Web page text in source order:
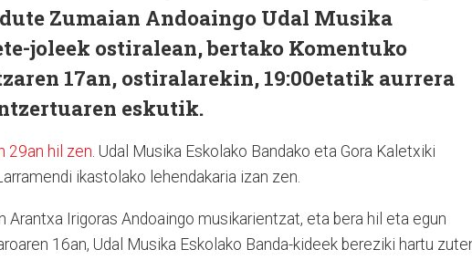
Zumaian Andoaingo Udal Musika
joleek ostiralean, bertako Komentuko
17an, ostiralarekin, 19:00etatik aurrera
eskutik.
29an hil zen. Udal Musika Eskolako Bandako eta Gora Kaletxiki
ikastolako lehendakaria izan zen.
Arantxa Irigoras Andoaingo musikarientzat, eta bera hil eta egun
16an, Udal Musika Eskolako Banda-kideek bereziki hartu